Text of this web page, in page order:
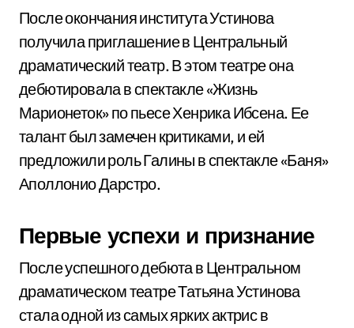
После окончания института Устинова
получила приглашение в Центральный
драматический театр. В этом театре она
дебютировала в спектакле «Жизнь
Марионеток» по пьесе Хенрика Ибсена. Ее
талант был замечен критиками, и ей
предложили роль Галины в спектакле «Баня»
Аполлонио Дарстро.
Первые успехи и признание
После успешного дебюта в Центральном
драматическом театре Татьяна Устинова
стала одной из самых ярких актрис в